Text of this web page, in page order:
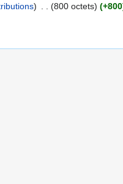
800 octets +800